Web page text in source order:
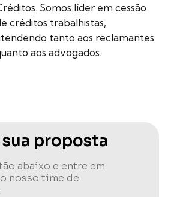
Somos líder em cessão
créditos trabalhistas,
tanto aos reclamantes
aos advogados.
proposta
abaixo e entre em
nosso time de